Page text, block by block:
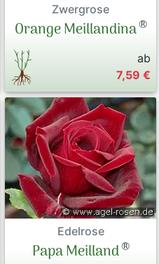
Zwergrose
Orange Meillandina®
ab
7,59 €
Edelrose
Papa Meilland®